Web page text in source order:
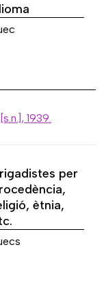
1939.
per
ètnia,